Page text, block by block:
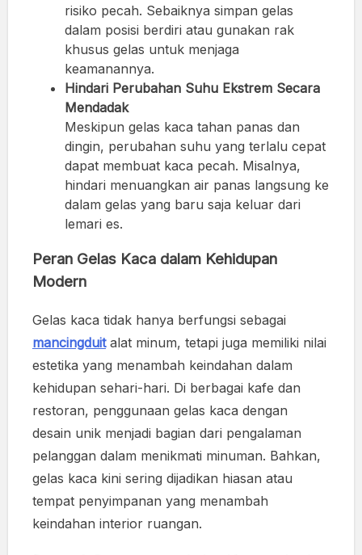
risiko pecah. Sebaiknya simpan gelas
dalam posisi berdiri atau gunakan rak
khusus gelas untuk menjaga
keamanannya.
Hindari Perubahan Suhu Ekstrem Secara
Mendadak
Meskipun gelas kaca tahan panas dan
dingin, perubahan suhu yang terlalu cepat
dapat membuat kaca pecah. Misalnya,
hindari menuangkan air panas langsung ke
dalam gelas yang baru saja keluar dari
lemari es.
Peran Gelas Kaca dalam Kehidupan
Modern
Gelas kaca tidak hanya berfungsi sebagai
mancingduitalat minum, tetapi juga memiliki nilai
estetika yang menambah keindahan dalam
kehidupan sehari-hari. Di berbagai kafe dan
restoran, penggunaan gelas kaca dengan
desain unik menjadi bagian dari pengalaman
pelanggan dalam menikmati minuman. Bahkan,
gelas kaca kini sering dijadikan hiasan atau
tempat penyimpanan yang menambah
keindahan interior ruangan.